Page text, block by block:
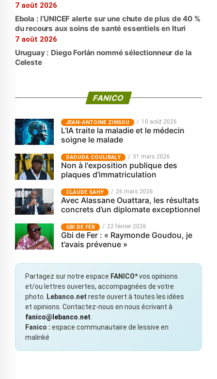
7 août 2026
Ebola : l’UNICEF alerte sur une chute de plus de 40 %
du recours aux soins de santé essentiels en Ituri
7 août 2026
Uruguay : Diego Forlán nommé sélectionneur de la
Celeste
FANICO
JEAN-ANTOINE ZINSOU 10 août 2026
L’IA traite la maladie et le médecin
soigne le malade
‎DAOUDA COULIBALY 31 mars 2026
Non à l'exposition publique des
plaques d'immatriculation
CLAUDE SAHY 26 mars 2026
Avec Alassane Ouattara, les résultats
concrets d’un diplomate exceptionnel
GBI DE FER 22 février 2026
Gbi de Fer : « Raymonde Goudou, je
t’avais prévenue »
Partagez sur notre espace FANICO*vos opinions
et/ou lettres ouvertes, accompagnées de votre
photo.
Lebanco.net reste ouvert à toutes les idées
et opinions. Contactez-nous en nous écrivant à
fanico@lebanco.net
Fanico : espace communautaire de lessive en
malinké